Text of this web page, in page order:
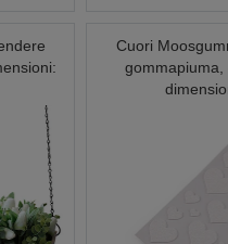
Cuori
gommapiuma,